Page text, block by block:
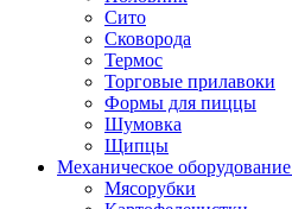
Сито
Сковорода
Термос
Торговые прилавоки
Формы для пиццы
Шумовка
Щипцы
Механическое оборудование
Мясорубки